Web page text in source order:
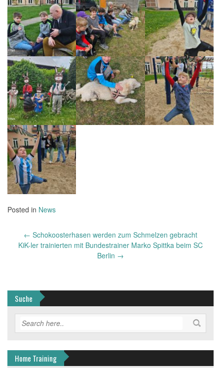
Posted in News
navigation
← Schokoosterhasen werden zum Schmelzen gebracht
KiK-ler trainierten mit Bundestrainer Marko Spittka beim SC
Berlin →
Suche
Home Training